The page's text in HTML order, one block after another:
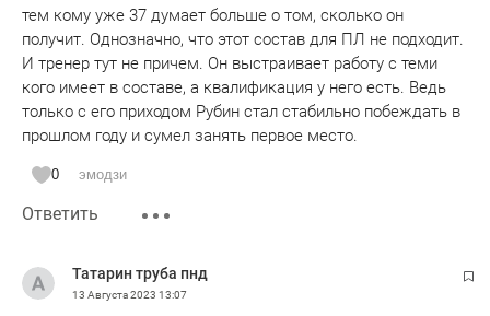
тем кому уже 37 думает больше о том, сколько он
получит. Однозначно, что этот состав для ПЛ не подходит.
И тренер тут не причем. Он выстраивает работу с теми
кого имеет в составе, а квалификация у него есть. Ведь
только с его приходом Рубин стал стабильно побеждать в
прошлом году и сумел занять первое место.
0 эмодзи
Ответить
Татарин труба пнд
13 Августа 2023 13:07